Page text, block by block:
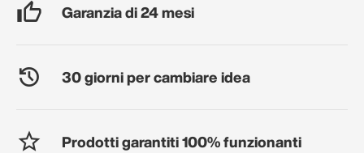
Garanzia di 24 mesi
30 giorni per cambiare idea
Prodotti garantiti 100% funzionanti